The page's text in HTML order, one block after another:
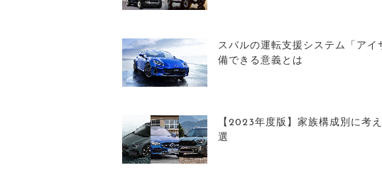
スバルの運転支援システム「ア
備できる意義とは
【2023年度版】家族構成別に考
選